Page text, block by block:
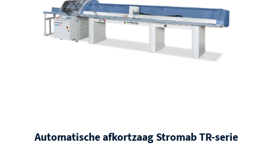
Automatische afkortzaag Stromab TR-serie